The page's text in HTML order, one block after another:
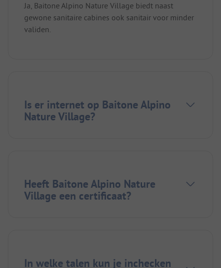
Ja, Baitone Alpino Nature Village biedt naast
gewone sanitaire cabines ook sanitair voor minder
validen.
Is er internet op Baitone Alpino
Nature Village?
Heeft Baitone Alpino Nature
Village een certificaat?
In welke talen kun je inchecken